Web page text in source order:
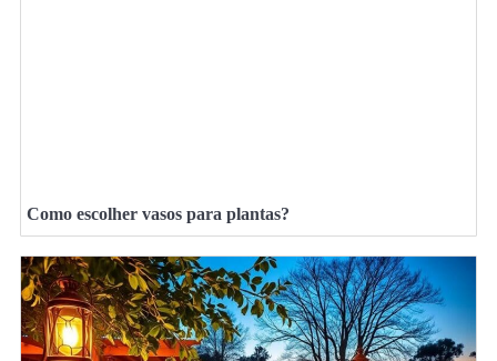
Como escolher vasos para plantas?